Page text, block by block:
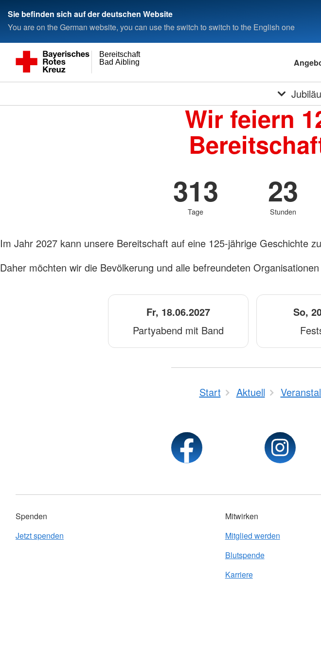
Sie befinden sich auf der deutschen Website
You are on the German website, you can use the switch to switch to the English one
Bad Aibling
Bereitschaft
Wir feiern
313
Tage
23
Stunden
Im Jahr 2027 kann unsere Bereitschaft auf eine 125-jährige Geschichte
Daher möchten wir die Bevölkerung und alle befreundeten
Fr, 18.06.2027
Partyabend mit Band
So,
Start Aktuell
Spenden
Jetzt spenden
Mitwirken
Mitglied werden
Blutspende
Karriere